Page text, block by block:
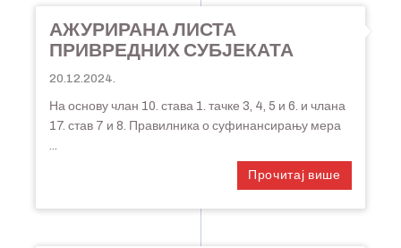
АЖУРИРАНА ЛИСТА
ПРИВРЕДНИХ СУБЈЕКАТА
20.12.2024.
На основу члан 10. става 1. тачке 3, 4, 5 и 6. и члана
17. став 7 и 8. Правилника о суфинансирању мера
...
Прочитај више